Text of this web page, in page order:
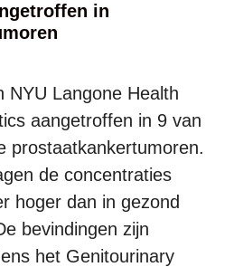
in
NYU Langone Health
aangetroffen in 9 van
prostaatkankertumoren.
de concentraties
hoger dan in gezond
bevindingen zijn
het Genitourinary